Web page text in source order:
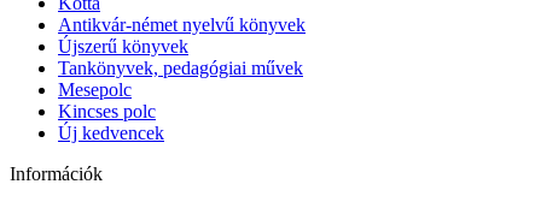
Antikvár-német nyelvű könyvek
Újszerű könyvek
Tankönyvek, pedagógiai művek
Mesepolc
Kincses polc
Új kedvencek
Információk